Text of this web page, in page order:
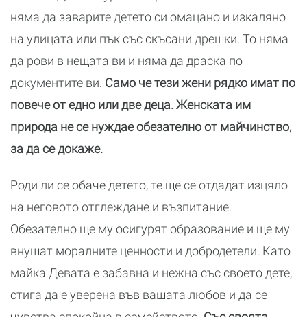
няма да заварите детето си омацано и изкаляно
на улицата или пък със скъсани дрешки. То няма
да рови в нещата ви и няма да драска по
документите ви. Само че тези жени рядко имат по
повече от едно или две деца. Женската им
природа не се нуждае обезателно от майчинство,
за да се докаже.
Роди ли се обаче детето, те ще се отдадат изцяло
на неговото отглеждане и възпитание.
Обезателно ще му осигурят образование и ще му
внушат моралните ценности и добродетели. Като
майка Девата е забавна и нежна със своето дете,
стига да е уверена във вашата любов и да се